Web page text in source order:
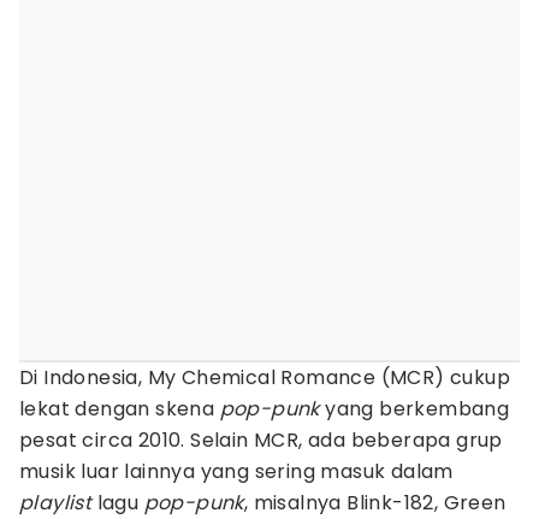
Di Indonesia, My Chemical Romance (MCR) cukup
lekat dengan skena pop-punkyang berkembang
pesat circa 2010. Selain MCR, ada beberapa grup
musik luar lainnya yang sering masuk dalam
playlistlagu pop-punk, misalnya Blink-182, Green